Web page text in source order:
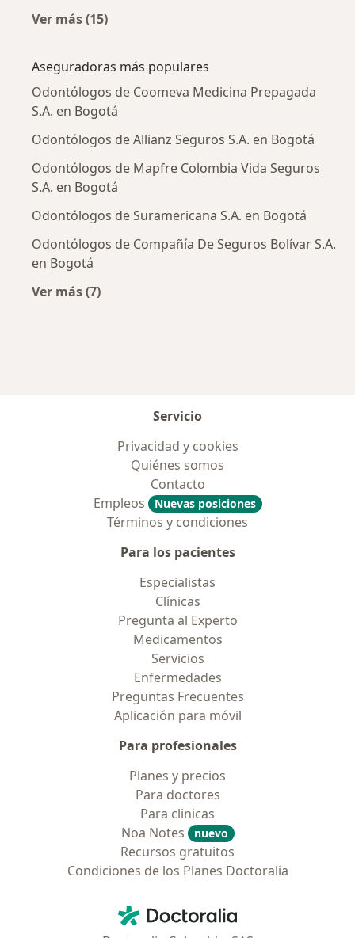
Ver más (15)
Aseguradoras más populares
Odontólogos de Coomeva Medicina Prepagada
S.A. en Bogotá
Odontólogos de Allianz Seguros S.A. en Bogotá
Odontólogos de Mapfre Colombia Vida Seguros
S.A. en Bogotá
Odontólogos de Suramericana S.A. en Bogotá
Odontólogos de Compañía De Seguros Bolívar S.A.
en Bogotá
Ver más (7)
Servicio
Privacidad y cookies
Quiénes somos
Contacto
Empleos
Nuevas posiciones
Términos y condiciones
Para los pacientes
Especialistas
Clínicas
Pregunta al Experto
Medicamentos
Servicios
Enfermedades
Preguntas Frecuentes
Aplicación para móvil
Para profesionales
Planes y precios
Para doctores
Para clinicas
Noa Notes
nuevo
Recursos gratuitos
Condiciones de los Planes Doctoralia
Doctoralia - Página de inicio